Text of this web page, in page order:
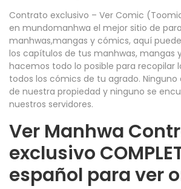
Contrato exclusivo – Ver Comic
en mundomanhwa el mejor sitio de
manhwas,mangas y cómics, aquí
los capítulos de tus manhwas, mangas
hacemos todo lo posible para recopilar
todos los cómics de tu agrado. Ninguno
de nuestra propiedad y ninguno se
nuestros servidores.
Ver Manhwa
exclusivo
español para ver